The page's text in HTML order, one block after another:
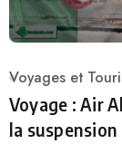
Category
Voyages et
Voyage : Air
la